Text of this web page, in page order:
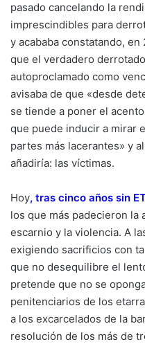
pasado cancelando la
imprescindibles para
y acababa constatando, en
que el verdadero
autoproclamado como
avisaba de que «desde
se tiende a poner el
que puede inducir a mirar
partes más lacerantes» y
añadiría: las víctimas.
Hoy, tras cinco años sin
los que más padecieron la
escarnio y la violencia. A
exigiendo sacrificios con
que no desequilibre el
pretende que no se
penitenciarios de los
a los excarcelados de la
resolución de los más de